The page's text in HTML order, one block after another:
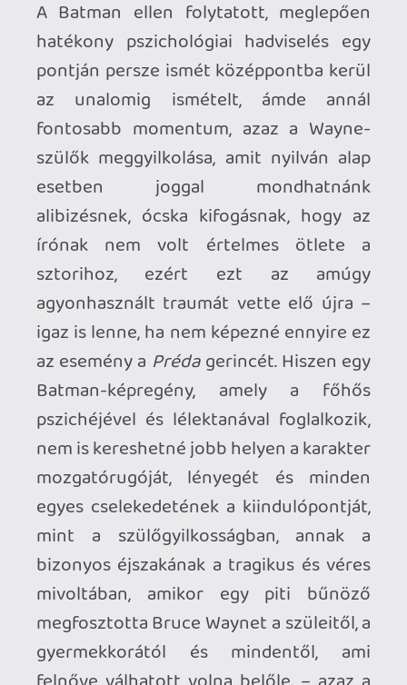
betondzsungelt, azért rendre megmenti
az összeomlástól, így meg-megerősítve
azt a szomorú végkövetkeztetést, hogy
Gothamet annyira mélyen ellepte már a
mocsok és a korrupció, hogy csakis
törvényen kívüli eszközökkel és
önbíráskodó módszerekkel lehet fellépni
a bűn ellen, és csak így lehet kihúzni a
pöcegödörből – már ha ki lehet
egyáltalán ugye. Ebben az
értelmezésben Batman egyáltalán nem a
szükséges rossz szerepét tölti be a
sakktáblán (bár persze itt még annak
tűnhet egyesek – különösen Gordon –
szemében), hanem egyenesen a fekete-
szürke denevérjelmezben alászálló
megváltó, akinek köszönhetően a
városnak talán még lehet némi reménye
egy szebb jövőre. Moench a Batman-
legendárium kronológiájának
szempontjából is ügyesen kezeli a főhős
státuszát, a civilek, a politikusok és egyéb
állatfajták Batmannel kapcsolatos
véleményét, valamint a főbb karakterek
egymással való viszonyát. A Bőregér itt
még sokszor bizonytalan önmagában
(még Strange okfejtései is összezavarják,
és felkeltik benne a gondolatot, hogy a
pszichiáternek talán igaza van), a
városvezetés, de legfőképp a rendőrök
sem fogadják még el, inkább tekintik